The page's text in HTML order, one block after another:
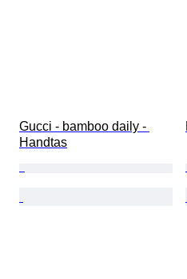
Gucci - bamboo daily -
Handtas